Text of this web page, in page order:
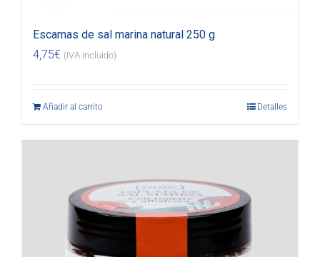
Escamas de sal marina natural 250 g
4,75€ (IVA incluido)
Añadir al carrito Detalles